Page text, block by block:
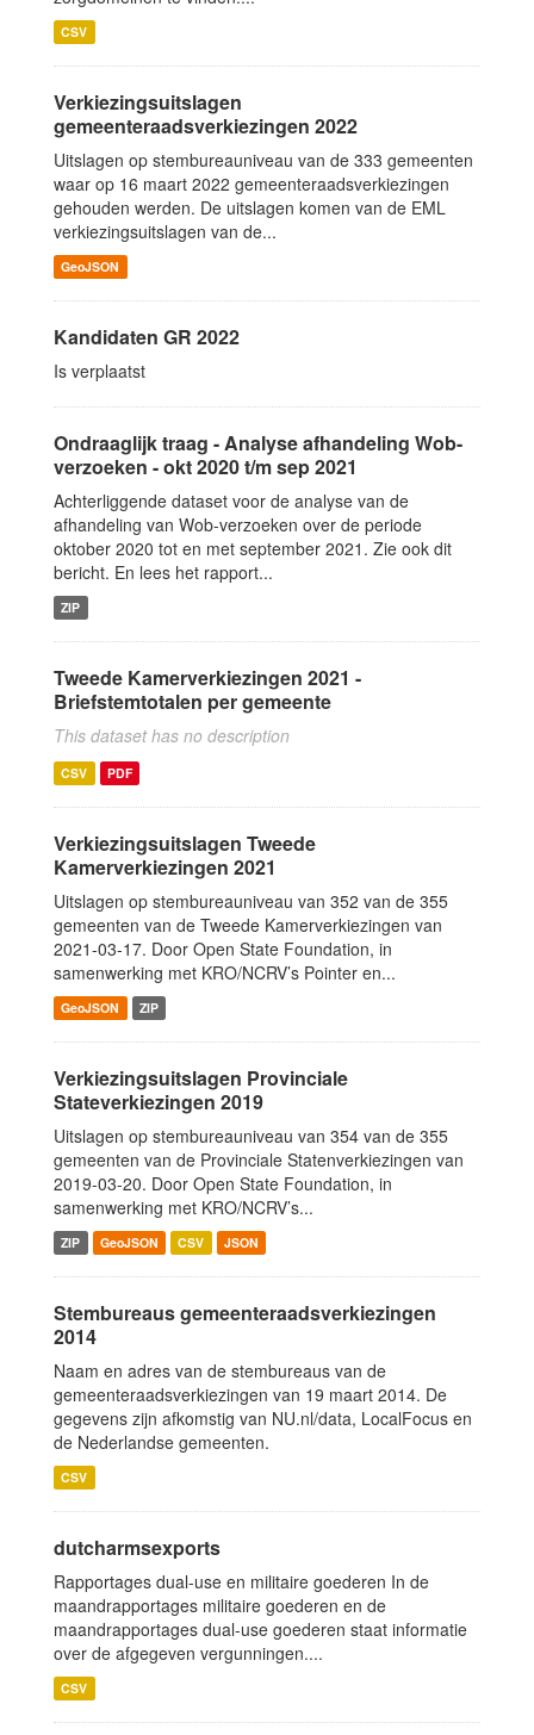
CSV
Verkiezingsuitslagen
gemeenteraadsverkiezingen 2022
Uitslagen op stembureauniveau van de 333 gemeenten
waar op 16 maart 2022 gemeenteraadsverkiezingen
gehouden werden. De uitslagen komen van de EML
verkiezingsuitslagen van de...
GeoJSON
Kandidaten GR 2022
Is verplaatst
Ondraaglijk traag - Analyse afhandeling Wob-
verzoeken - okt 2020 t/m sep 2021
Achterliggende dataset voor de analyse van de
afhandeling van Wob-verzoeken over de periode
oktober 2020 tot en met september 2021. Zie ook dit
bericht. En lees het rapport...
ZIP
Tweede Kamerverkiezingen 2021 -
Briefstemtotalen per gemeente
This dataset has no description
CSV PDF
Verkiezingsuitslagen Tweede
Kamerverkiezingen 2021
Uitslagen op stembureauniveau van 352 van de 355
gemeenten van de Tweede Kamerverkiezingen van
2021-03-17. Door Open State Foundation, in
samenwerking met KRO/NCRV’s Pointer en...
GeoJSON ZIP
Verkiezingsuitslagen Provinciale
Stateverkiezingen 2019
Uitslagen op stembureauniveau van 354 van de 355
gemeenten van de Provinciale Statenverkiezingen van
2019-03-20. Door Open State Foundation, in
samenwerking met KRO/NCRV’s...
ZIP GeoJSON CSV JSON
Stembureaus gemeenteraadsverkiezingen
2014
Naam en adres van de stembureaus van de
gemeenteraadsverkiezingen van 19 maart 2014. De
gegevens zijn afkomstig van NU.nl/data, LocalFocus en
de Nederlandse gemeenten.
CSV
dutcharmsexports
Rapportages dual-use en militaire goederen In de
maandrapportages militaire goederen en de
maandrapportages dual-use goederen staat informatie
over de afgegeven vergunningen....
CSV